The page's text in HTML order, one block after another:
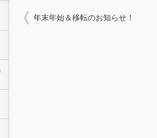
年末年始＆移転のお知らせ！